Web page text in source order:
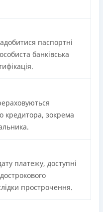
паспортні
банківська
кредитора, зокрема
платежу, доступні
прострочення.